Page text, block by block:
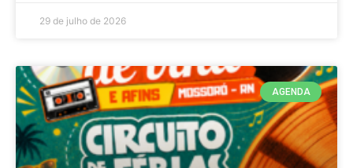
29 de julho de 2026
AGENDA